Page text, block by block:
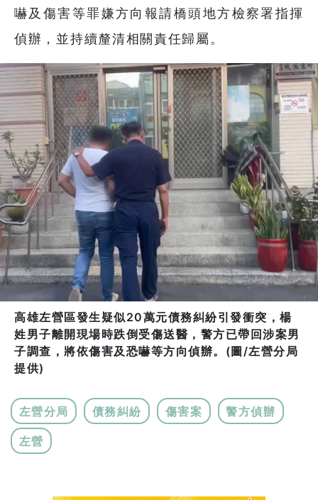
嚇及傷害等罪嫌方向報請橋頭地方檢察署指揮
偵辦，並持續釐清相關責任歸屬。
高雄左營區發生疑似20萬元債務糾紛引發衝突，楊
姓男子離開現場時跌倒受傷送醫，警方已帶回涉案男
子調查，將依傷害及恐嚇等方向偵辦。(圖/左營分局
提供)
左營分局 債務糾紛 傷害案 警方偵辦
左營